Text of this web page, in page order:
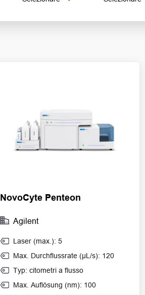
NovoCyte Penteon
Agilent
Laser (max.): 5
Max. Durchflussrate (µL/s): 120
Typ: citometri a flusso
Max. Auflösung (nm): 100